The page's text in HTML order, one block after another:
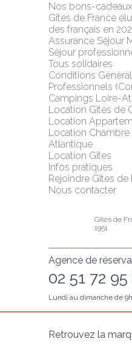
Nos bons-cadeaux
Gîtes de France
des français en
Assurance Séjour
Séjour
Tous solidaires
Conditions
Professionnels
Campings Loire-
Location Gîtes de
Location
Location
Atlantique
Location Gîtes
Infos pratiques
Rejoindre Gîtes
Nous contacter
Gîtes de
1951
Agence de
02 51 72 95
Lundi au dimanche de
Retrouvez la